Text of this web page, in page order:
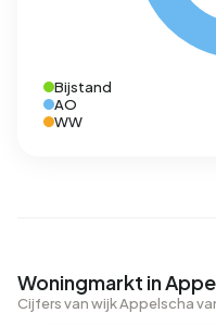
Bijstand
AO
WW
Woningmarkt in
Cijfers van wijk Appelscha